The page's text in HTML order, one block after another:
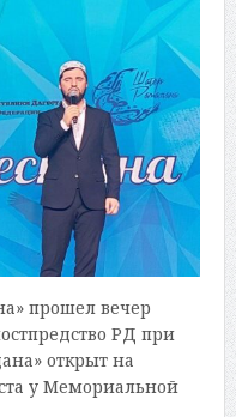
прошел вечер
РД при
открыт на
у Мемориальной